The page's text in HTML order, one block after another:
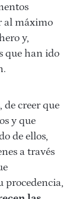
al máximo
y,
que han ido
de creer que
y que
de ellos,
a través
procedencia,